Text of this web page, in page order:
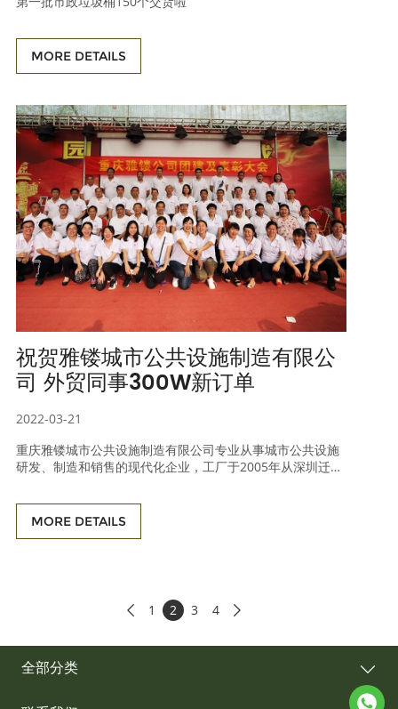
MORE DETAILS
祝贺雅镂城市公共设施制造有限公
司 外贸同事300W新订单
2022-03-21
重庆雅镂城市公共设施制造有限公司专业从事城市公共设施
研发、制造和销售的现代化企业，工厂于2005年从深圳迁移
立），至今20年的成功管理和生产经验，产品远销海内外，
出口40多个国家和地区。主要产品包括：户外休闲桌椅、垃
圾桶、户外健身器材、儿童游乐设施、路障及围栏、花箱等
MORE DETAILS
 1 2 3 4 
全部分类